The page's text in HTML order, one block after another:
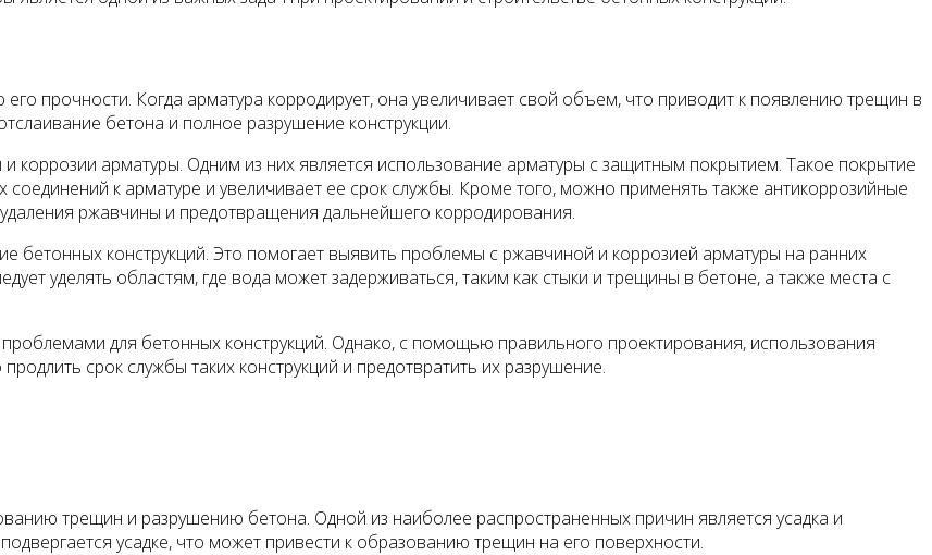
прочности. Когда арматура корродирует, она увеличивает свой объем, что приводит к появлению трещин в
бетона и полное разрушение конструкции.
арматуры. Одним из них является использование арматуры с защитным покрытием. Такое покрытие
к арматуре и увеличивает ее срок службы. Кроме того, можно применять также антикоррозийные
ржавчины и предотвращения дальнейшего корродирования.
бетонных конструкций. Это помогает выявить проблемы с ржавчиной и коррозией арматуры на ранних
уделять областям, где вода может задерживаться, таким как стыки и трещины в бетоне, а также места с
для бетонных конструкций. Однако, с помощью правильного проектирования, использования
срок службы таких конструкций и предотвратить их разрушение.
трещин и разрушению бетона. Одной из наиболее распространенных причин является усадка и
усадке, что может привести к образованию трещин на его поверхности.